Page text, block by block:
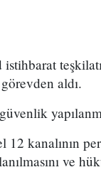
aldı.
kanalının
ve